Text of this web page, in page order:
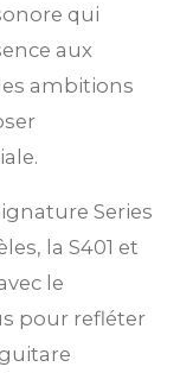
qui
aux
ambitions
Series
la S401 et
le
pour refléter